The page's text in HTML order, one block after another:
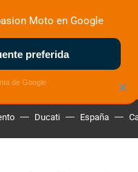
MOTOS ELÉCTRICAS
Ducati España
×
Moto en Google
preferida
de Google